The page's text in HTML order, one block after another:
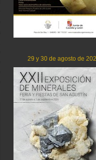
29 y 30 de agosto de